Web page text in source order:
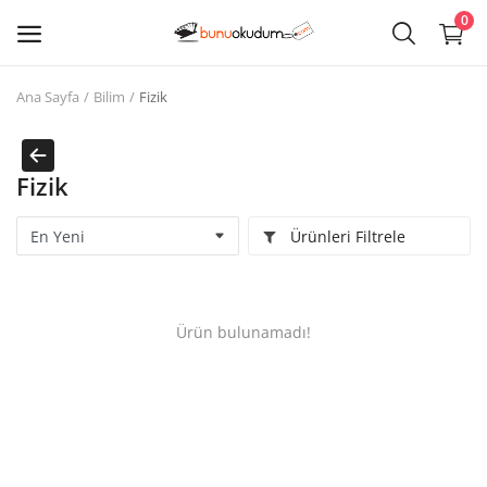
0
Sat
Giriş
Kayıt ol
Ana Sayfa Bilim Fizik
Fizik
Ürünleri Filtrele
Ürün bulunamadı!